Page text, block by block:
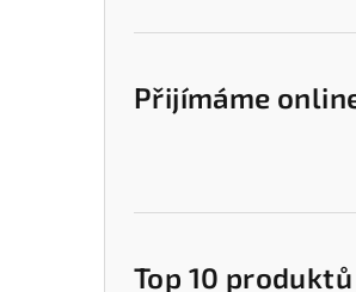
Přijímáme
Top 10 produktů